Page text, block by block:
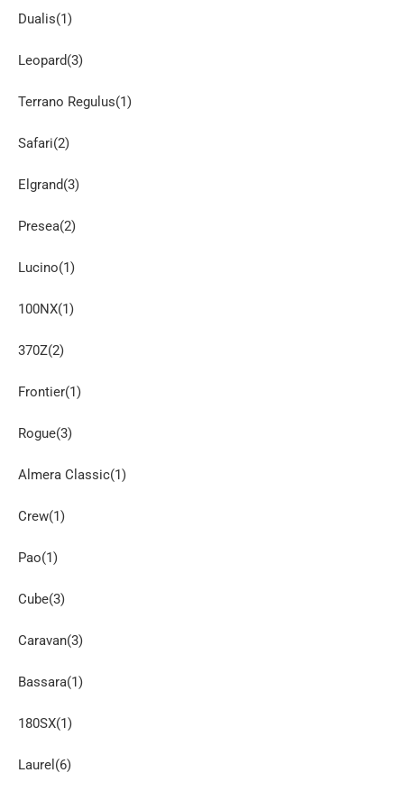
Dualis(1)
Leopard(3)
Terrano Regulus(1)
Safari(2)
Elgrand(3)
Presea(2)
Lucino(1)
100NX(1)
370Z(2)
Frontier(1)
Rogue(3)
Almera Classic(1)
Crew(1)
Pao(1)
Cube(3)
Caravan(3)
Bassara(1)
180SX(1)
Laurel(6)